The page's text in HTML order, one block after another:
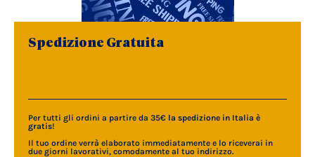
Spedizione Gratuita
Per tutti gli ordini a partire da 35€ la spedizione in Italia è
gratis!
Il tuo ordine verrà elaborato immediatamente e lo riceverai in
due giorni lavorativi, comodamente al tuo indirizzo.